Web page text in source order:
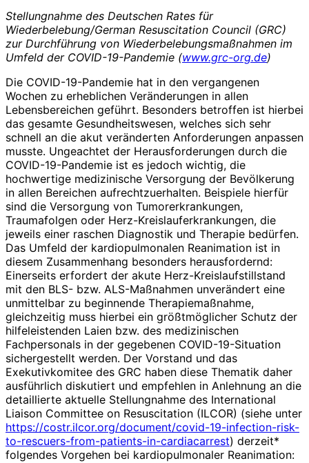
Stellungnahme des Deutschen Rates für
Wiederbelebung/German Resuscitation Council (GRC)
zur Durchführung von Wiederbelebungsmaßnahmen im
Umfeld der COVID-19-Pandemie (www.grc-org.de)
Die COVID-19-Pandemie hat in den vergangenen
Wochen zu erheblichen Veränderungen in allen
Lebensbereichen geführt. Besonders betroffen ist hierbei
das gesamte Gesundheitswesen, welches sich sehr
schnell an die akut veränderten Anforderungen anpassen
musste. Ungeachtet der Herausforderungen durch die
COVID-19-Pandemie ist es jedoch wichtig, die
hochwertige medizinische Versorgung der Bevölkerung
in allen Bereichen aufrechtzuerhalten. Beispiele hierfür
sind die Versorgung von Tumorerkrankungen,
Traumafolgen oder Herz-Kreislauferkrankungen, die
jeweils einer raschen Diagnostik und Therapie bedürfen.
Das Umfeld der kardiopulmonalen Reanimation ist in
diesem Zusammenhang besonders herausfordernd:
Einerseits erfordert der akute Herz-Kreislaufstillstand
mit den BLS- bzw. ALS-Maßnahmen unverändert eine
unmittelbar zu beginnende Therapiemaßnahme,
gleichzeitig muss hierbei ein größtmöglicher Schutz der
hilfeleistenden Laien bzw. des medizinischen
Fachpersonals in der gegebenen COVID-19-Situation
sichergestellt werden. Der Vorstand und das
Exekutivkomitee des GRC haben diese Thematik daher
ausführlich diskutiert und empfehlen in Anlehnung an die
detaillierte aktuelle Stellungnahme des International
Liaison Committee on Resuscitation (ILCOR) (siehe unter
https://costr.ilcor.org/document/covid-19-infection-risk-
to-rescuers-from-patients-in-cardiac­arrest) derzeit*
folgendes Vorgehen bei kardiopulmonaler Reanimation: